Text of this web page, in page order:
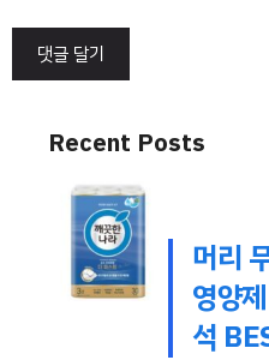
Recent Posts
머리
영양
석